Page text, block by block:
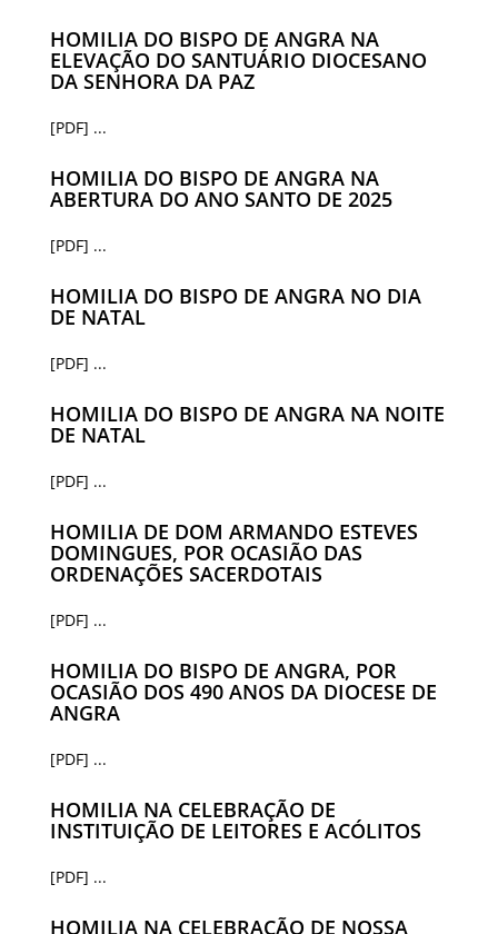
HOMILIA DO BISPO DE ANGRA NA
ELEVAÇÃO DO SANTUÁRIO DIOCESANO
DA SENHORA DA PAZ
[PDF] ...
HOMILIA DO BISPO DE ANGRA NA
ABERTURA DO ANO SANTO DE 2025
[PDF] ...
HOMILIA DO BISPO DE ANGRA NO DIA
DE NATAL
[PDF] ...
HOMILIA DO BISPO DE ANGRA NA NOITE
DE NATAL
[PDF] ...
HOMILIA DE DOM ARMANDO ESTEVES
DOMINGUES, POR OCASIÃO DAS
ORDENAÇÕES SACERDOTAIS
[PDF] ...
HOMILIA DO BISPO DE ANGRA, POR
OCASIÃO DOS 490 ANOS DA DIOCESE DE
ANGRA
[PDF] ...
HOMILIA NA CELEBRAÇÃO DE
INSTITUIÇÃO DE LEITORES E ACÓLITOS
[PDF] ...
HOMILIA NA CELEBRAÇÃO DE NOSSA